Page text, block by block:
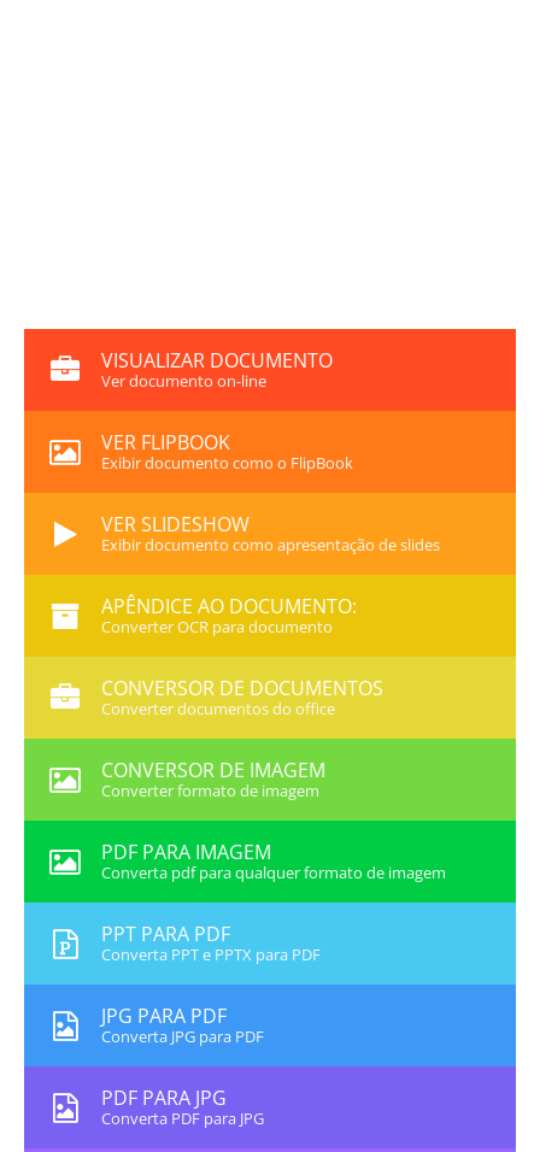
VISUALIZAR DOCUMENTO
Ver documento on-line
VER FLIPBOOK
Exibir documento como o FlipBook
VER SLIDESHOW
Exibir documento como apresentação de slides
APÊNDICE AO DOCUMENTO:
Converter OCR para documento
CONVERSOR DE DOCUMENTOS
Converter documentos do office
CONVERSOR DE IMAGEM
Converter formato de imagem
PDF PARA IMAGEM
Converta pdf para qualquer formato de imagem
PPT PARA PDF
Converta PPT e PPTX para PDF
JPG PARA PDF
Converta JPG para PDF
PDF PARA JPG
Converta PDF para JPG